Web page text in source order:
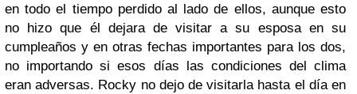
en todo el tiempo perdido al lado de ellos, aunque esto
no hizo que él dejara de visitar a su esposa en su
cumpleaños y en otras fechas importantes para los dos,
no importando si esos días las condiciones del clima
eran adversas. Rocky no dejo de visitarla hasta el día en